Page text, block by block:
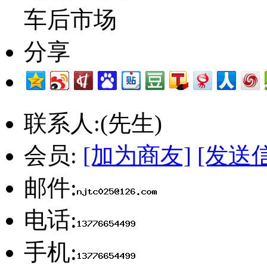
联系人:(先生)
会员: [加为商友] [发送
邮件:
电话:
手机: